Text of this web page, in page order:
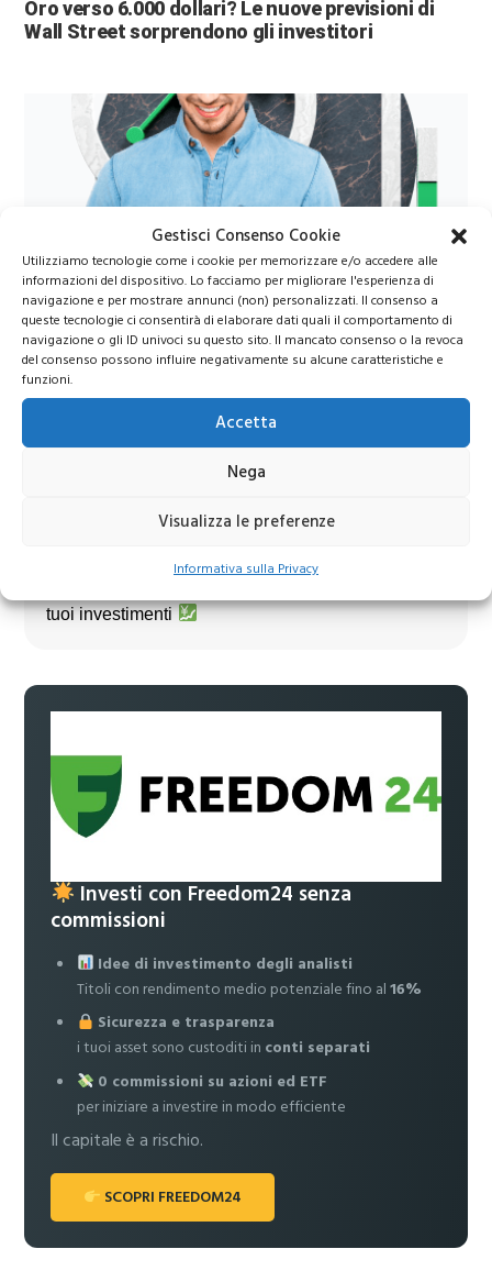
Gestisci Consenso Cookie
Utilizziamo tecnologie come i cookie per memorizzare e/o accedere alle
informazioni del dispositivo. Lo facciamo per migliorare l'esperienza di
navigazione e per mostrare annunci (non) personalizzati. Il consenso a
queste tecnologie ci consentirà di elaborare dati quali il comportamento di
navigazione o gli ID univoci su questo sito. Il mancato consenso o la revoca
del consenso possono influire negativamente su alcune caratteristiche e
funzioni.
Accetta
Nega
Visualizza le preferenze
Informativa sulla Privacy
Oro verso 6.000 dollari? Le nuove previsioni di
Wall Street sorprendono gli investitori
Azioni Bance Europee
Azioni banche europee da mettere nel mirino nei
prossimi mesi
Unisciti al nostro canale Telegram!
tuoi investimenti
Investi con Freedom24 senza
commissioni
Idee di investimento degli analisti
Titoli con rendimento medio potenziale fino al16%
Sicurezza e trasparenza
i tuoi asset sono custoditi in conti separati
0 commissioni su azioni ed ETF
per iniziare a investire in modo efficiente
Il capitale è a rischio.
SCOPRI FREEDOM24